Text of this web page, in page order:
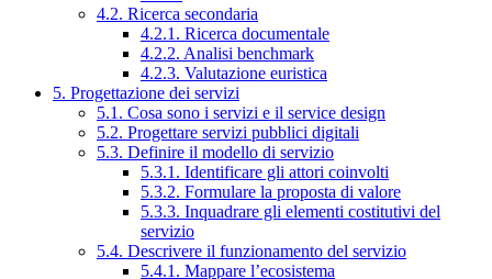
4.2. Ricerca secondaria
4.2.1. Ricerca documentale
4.2.2. Analisi benchmark
4.2.3. Valutazione euristica
5. Progettazione dei servizi
5.1. Cosa sono i servizi e il service design
5.2. Progettare servizi pubblici digitali
5.3. Definire il modello di servizio
5.3.1. Identificare gli attori coinvolti
5.3.2. Formulare la proposta di valore
5.3.3. Inquadrare gli elementi costitutivi del
servizio
5.4. Descrivere il funzionamento del servizio
5.4.1. Mappare l’ecosistema